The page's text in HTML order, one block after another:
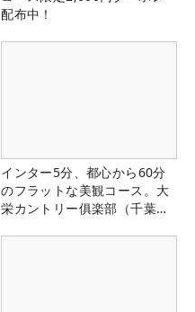
配布中！
インター5分、都心から60分
のフラットな美観コース。大
栄カントリー俱楽部（千葉